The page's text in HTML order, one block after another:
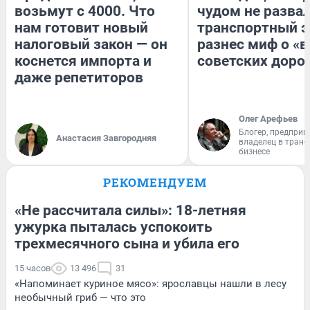
возьмут с 4000. Что
нам готовит новый
налоговый закон — он
коснется импорта и
даже репетиторов
Анастасия Завгородняя
чудом не
транспортный
разнес миф о
советских
Олег Арефьев
Блогер,
владелец в
бизнесе
РЕКОМЕНДУЕМ
«Не рассчитала силы»: 18-летняя
ужурка пыталась успокоить
трехмесячного сына и убила его
15 часов 13 496 31
«Напоминает куриное мясо»: ярославцы нашли в лесу
необычный гриб — что это